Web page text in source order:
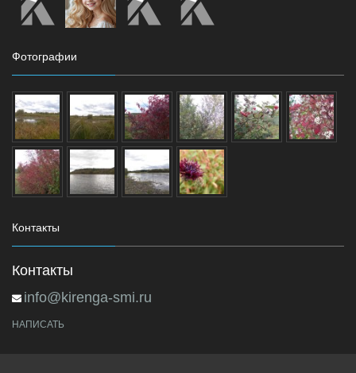
Фотографии
Контакты
Контакты
info@kirenga-smi.ru
НАПИСАТЬ